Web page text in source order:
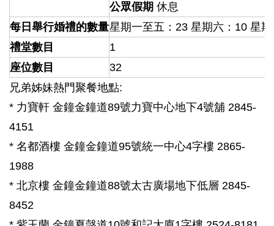
公眾假期 休息
每日舉行婚禮的數量星期一至五：23 星期六：10 星
禮堂數目
1
座位數目
32
兄弟姊妹熱門聚餐地點:
* 力寶軒 金鐘金鐘道89號力寶中心地下4號舖 2845-
4151
* 名都酒樓 金鐘金鐘道95號統一中心4字樓 2865-
1988
* 北京樓 金鐘金鐘道88號太古廣場地下低層 2845-
8452